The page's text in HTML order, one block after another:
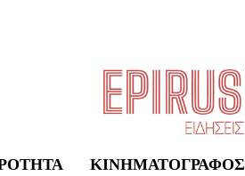
ΚΙΝΗΜΑΤΟΓΡΆΦΟΣ